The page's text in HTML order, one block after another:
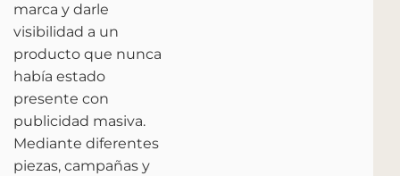
marca y darle
visibilidad a un
producto que nunca
había estado
presente con
publicidad masiva.
Mediante diferentes
piezas, campañas y